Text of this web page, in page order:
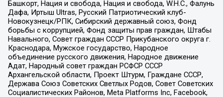
Башкорт, Нация и свобода, Нация и свобода, W.H.С., Фалунь
Дафа, Иртыш Ultras, Русский Патриотический клуб-
Новокузнецк/РПК, Сибирский державный союз, Фонд
борьбы с коррупцией, Фонд защиты прав граждан, Штабы
Навального, Совет граждан СССР Прикубанского округа г.
Краснодара, Мужское государство, Народное
объединение русского движения, Народное движение
Адат, Народный совет граждан РСФСР СССР
Архангельской области, Проект Штурм, Граждане СССР,
Держава Союз Советских Светлых Родов, Совет Советских
Социалистических Районов, Meta Platforms Inc, Facebook,